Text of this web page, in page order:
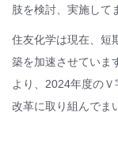
肢を検討、実施して
住友化学は現在、短
築を加速させていま
より、2024年度の
改革に取り組んでま